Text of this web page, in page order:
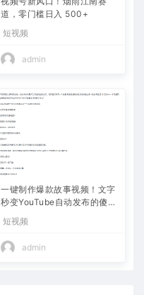
道，零门槛日入 500+
短视频
admin
一键制作爆款故事视频！文字
秒变YouTube自动发布的傻瓜
短视频
admin